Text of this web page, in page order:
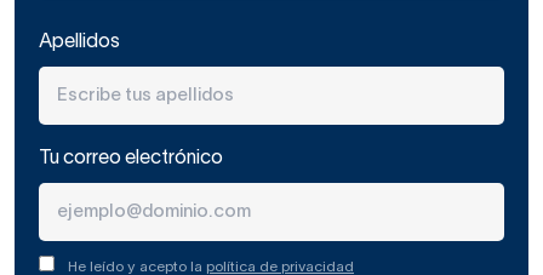
Apellidos
Tu correo electrónico
He leído y acepto la política de privacidad